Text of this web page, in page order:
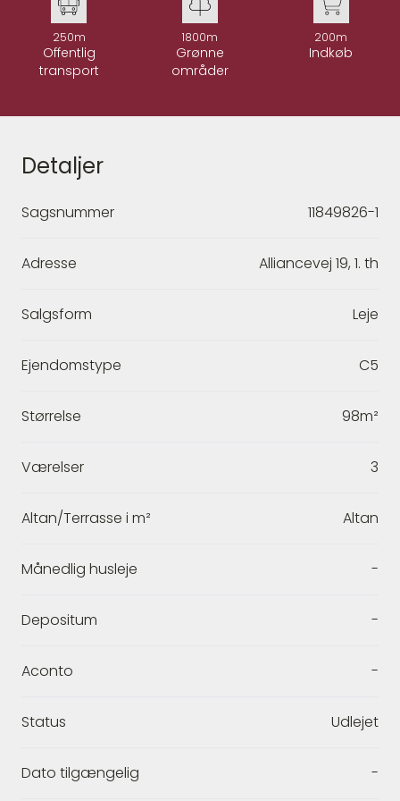
250m
Offentlig
transport
1800m
Grønne
områder
200m
Indkøb
Detaljer
Sagsnummer 11849826-1
Adresse Alliancevej 19, 1. th
Salgsform Leje
Ejendomstype C5
Størrelse 98m²
Værelser 3
Altan/Terrasse i m² Altan
Månedlig husleje -
Depositum -
Aconto -
Status Udlejet
Dato tilgængelig -